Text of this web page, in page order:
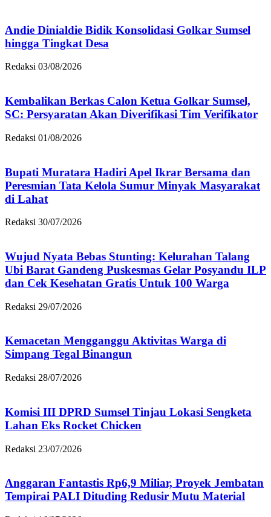
Andie Dinialdie Bidik Konsolidasi Golkar Sumsel
hingga Tingkat Desa
Redaksi 03/08/2026
Kembalikan Berkas Calon Ketua Golkar Sumsel,
SC: Persyaratan Akan Diverifikasi Tim Verifikator
Redaksi 01/08/2026
Bupati Muratara Hadiri Apel Ikrar Bersama dan
Peresmian Tata Kelola Sumur Minyak Masyarakat
di Lahat
Redaksi 30/07/2026
Wujud Nyata Bebas Stunting: Kelurahan Talang
Ubi Barat Gandeng Puskesmas Gelar Posyandu ILP
dan Cek Kesehatan Gratis Untuk 100 Warga
Redaksi 29/07/2026
Kemacetan Mengganggu Aktivitas Warga di
Simpang Tegal Binangun
Redaksi 28/07/2026
Komisi III DPRD Sumsel Tinjau Lokasi Sengketa
Lahan Eks Rocket Chicken
Redaksi 23/07/2026
Anggaran Fantastis Rp6,9 Miliar, Proyek Jembatan
Tempirai PALI Dituding Redusir Mutu Material